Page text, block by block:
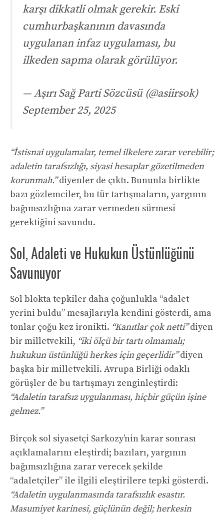
karşı dikkatli olmak gerekir. Eski
cumhurbaşkanının davasında
uygulanan infaz uygulaması, bu
ilkeden sapma olarak görülüyor.
— Aşırı Sağ Parti Sözcüsü (@asiirsok)
September 25, 2025
“İstisnai uygulamalar, temel ilkelere zarar verebilir;
adaletin tarafsızlığı, siyasi hesaplar gözetilmeden
korunmalı.”diyenler de çıktı. Bununla birlikte
bazı gözlemciler, bu tür tartışmaların, yargının
bağımsızlığına zarar vermeden sürmesi
gerektiğini savundu.
Sol, Adaleti ve Hukukun Üstünlüğünü
Savunuyor
Sol blokta tepkiler daha çoğunlukla “adalet
yerini buldu” mesajlarıyla kendini gösterdi, ama
tonlar çoğu kez ironikti. “Kanıtlar çok netti”diyen
bir milletvekili, “iki ölçü bir tartı olmamalı;
hukukun üstünlüğü herkes için geçerlidir”diyen
başka bir milletvekili. Avrupa Birliği odaklı
görüşler de bu tartışmayı zenginleştirdi:
“Adaletin tarafsız uygulanması, hiçbir güçün işine
gelmez.”
Birçok sol siyasetçi Sarkozy’nin karar sonrası
açıklamalarını eleştirdi; bazıları, yargının
bağımsızlığına zarar verecek şekilde
“adaletçiler” ile ilgili eleştirilere tepki gösterdi.
“Adaletin uygulanmasında tarafsızlık esastır.
Masumiyet karinesi, güçlünün değil; herkesin